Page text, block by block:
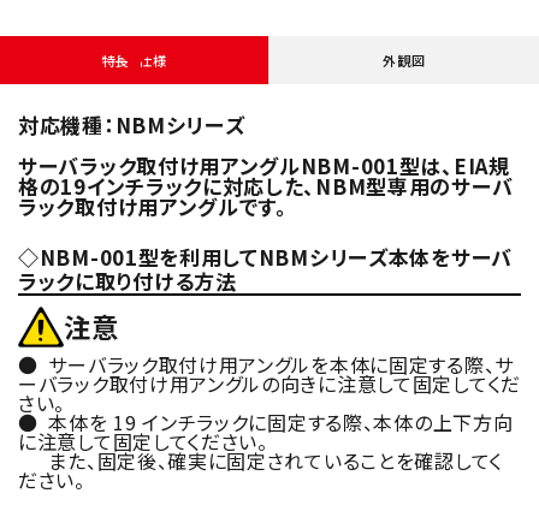
特長・仕様 外観図
対応機種：NBMシリーズ
サーバラック取付け用アングルNBM-001型は、EIA規
格の19インチラックに対応した、NBM型専用のサーバ
ラック取付け用アングルです。
◇NBM-001型を利用してNBMシリーズ本体をサーバ
ラックに取り付ける方法
注意
● サーバラック取付け用アングルを本体に固定する際、サ
ーバラック取付け用アングルの向きに注意して固定してくだ
さい。
● 本体を 19 インチラックに固定する際、本体の上下方向
に注意して固定してください。
また、固定後、確実に固定されていることを確認してく
ださい。